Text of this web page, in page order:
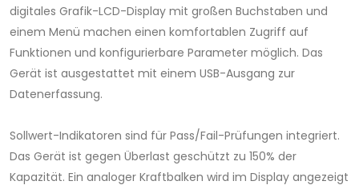
digitales Grafik-LCD-Display mit großen Buchstaben und
einem Menü machen einen komfortablen Zugriff auf
Funktionen und konfigurierbare Parameter möglich. Das
Gerät ist ausgestattet mit einem USB-Ausgang zur
Datenerfassung.
Sollwert-Indikatoren sind für Pass/Fail-Prüfungen integriert.
Das Gerät ist gegen Überlast geschützt zu 150% der
Kapazität. Ein analoger Kraftbalken wird im Display angezeigt